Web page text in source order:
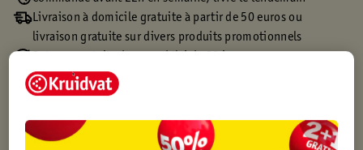
Livraison à domicile gratuite à partir de 50 euros ou
livraison gratuite sur divers produits promotionnels
Points gratuits avec ta carte Kruidvat